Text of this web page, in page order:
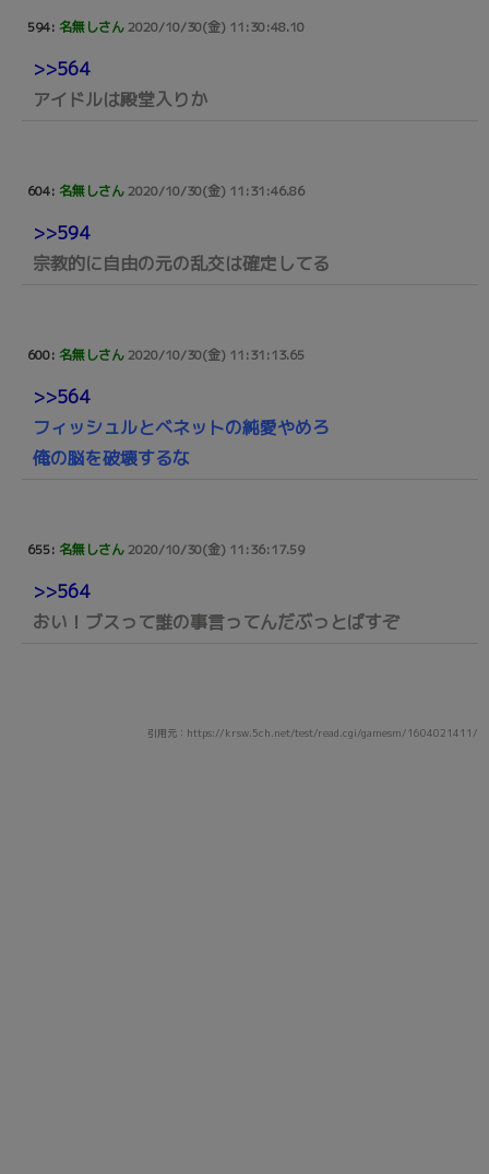
594: 名無しさん2020/10/30(金) 11:30:48.10
>>564
アイドルは殿堂入りか
604: 名無しさん2020/10/30(金) 11:31:46.86
>>594
宗教的に自由の元の乱交は確定してる
600: 名無しさん2020/10/30(金) 11:31:13.65
>>564
フィッシュルとベネットの純愛やめろ
俺の脳を破壊するな
655: 名無しさん2020/10/30(金) 11:36:17.59
>>564
おい！ブスって誰の事言ってんだぶっとばすぞ
引用元：https://krsw.5ch.net/test/read.cgi/gamesm/1604021411/